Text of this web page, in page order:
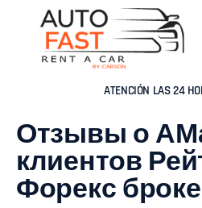
ATENCIÓN LAS 24
Отзывы о
клиентов
Форекс